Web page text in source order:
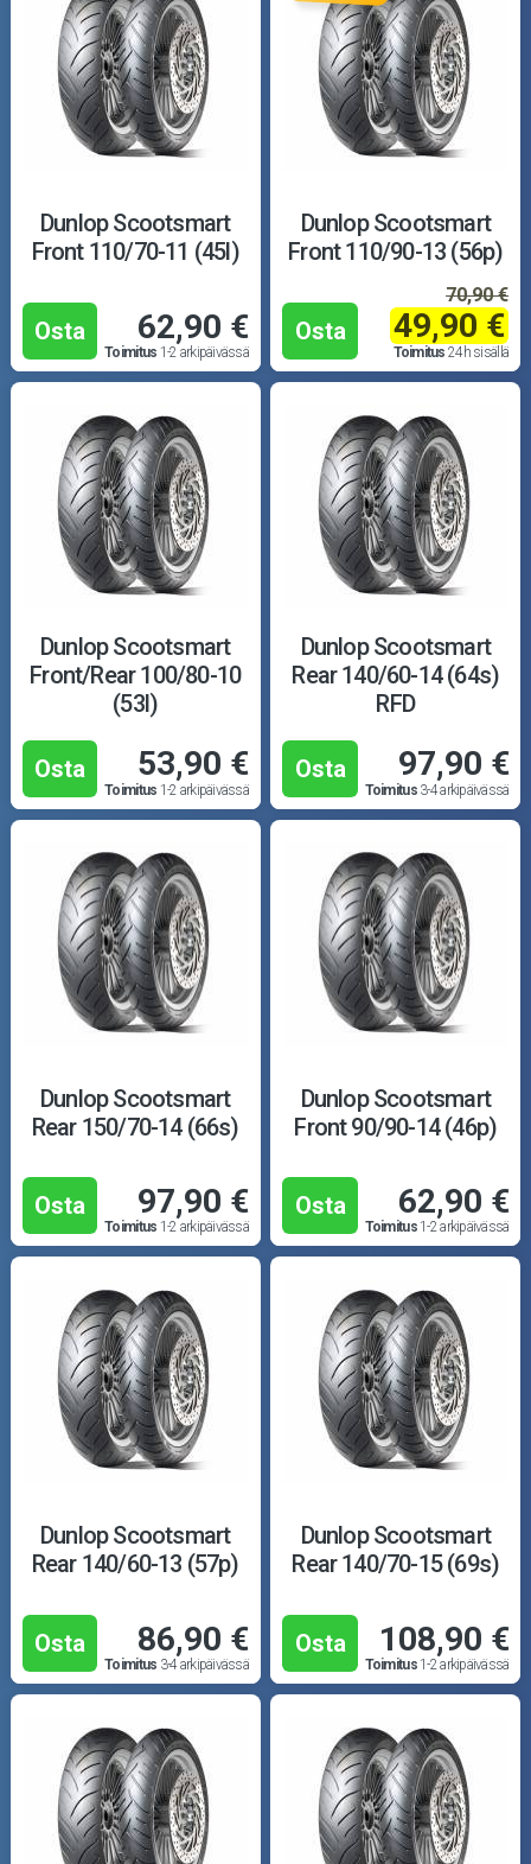
Dunlop Scootsmart
Front 110/70-11 (45l)
Osta 62,90 €
Toimitus 1-2 arkipäivässä
Dunlop Scootsmart
Front 110/90-13 (56p)
Osta
70,90 €
49,90 €
Toimitus 24h sisällä
Dunlop Scootsmart
Front/Rear 100/80-10
(53l)
Osta 53,90 €
Toimitus 1-2 arkipäivässä
Dunlop Scootsmart
Rear 140/60-14 (64s)
RFD
Osta 97,90 €
Toimitus3-4 arkipäivässä
Dunlop Scootsmart
Rear 150/70-14 (66s)
Osta 97,90 €
Toimitus 1-2 arkipäivässä
Dunlop Scootsmart
Front 90/90-14 (46p)
Osta 62,90 €
Toimitus1-2 arkipäivässä
Dunlop Scootsmart
Rear 140/60-13 (57p)
Osta 86,90 €
Toimitus 3-4 arkipäivässä
Dunlop Scootsmart
Rear 140/70-15 (69s)
Osta 108,90 €
Toimitus1-2 arkipäivässä